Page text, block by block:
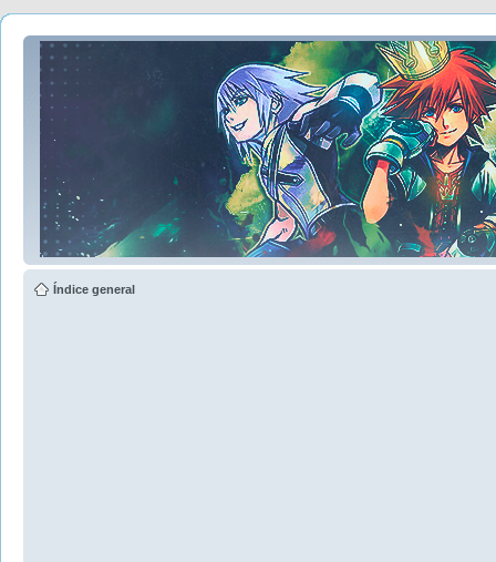
Índice general